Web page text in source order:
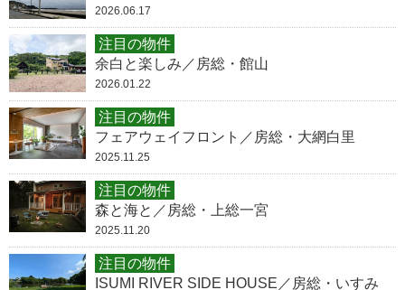
2026.06.17
注目の物件
余白と楽しみ／房総・館山
2026.01.22
注目の物件
フェアウェイフロント／房総・大網白里
2025.11.25
注目の物件
森と海と／房総・上総一宮
2025.11.20
注目の物件
ISUMI RIVER SIDE HOUSE／房総・いすみ